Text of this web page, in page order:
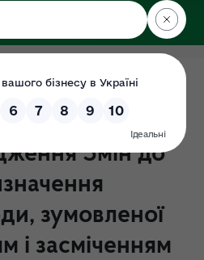
впливу
Мінприроди
Змін до
зумовленої
і засміченням